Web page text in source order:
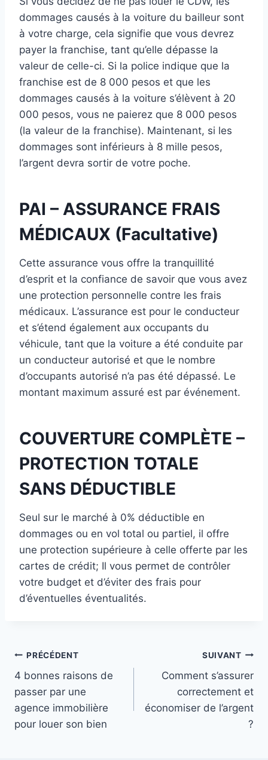
dommages causés à la voiture du bailleur sont
à votre charge, cela signifie que vous devrez
payer la franchise, tant qu’elle dépasse la
valeur de celle-ci. Si la police indique que la
franchise est de 8 000 pesos et que les
dommages causés à la voiture s’élèvent à 20
000 pesos, vous ne paierez que 8 000 pesos
(la valeur de la franchise). Maintenant, si les
dommages sont inférieurs à 8 mille pesos,
l’argent devra sortir de votre poche.
PAI – ASSURANCE FRAIS
MÉDICAUX (Facultative)
Cette assurance vous offre la tranquillité
d’esprit et la confiance de savoir que vous avez
une protection personnelle contre les frais
médicaux. L’assurance est pour le conducteur
et s’étend également aux occupants du
véhicule, tant que la voiture a été conduite par
un conducteur autorisé et que le nombre
d’occupants autorisé n’a pas été dépassé. Le
montant maximum assuré est par événement.
COUVERTURE COMPLÈTE –
PROTECTION TOTALE
SANS DÉDUCTIBLE
Seul sur le marché à 0% déductible en
dommages ou en vol total ou partiel, il offre
une protection supérieure à celle offerte par les
cartes de crédit; Il vous permet de contrôler
votre budget et d’éviter des frais pour
d’éventuelles éventualités.
Navigation
de
l’article
PRÉCÉDENT
4 bonnes raisons de
passer par une
agence immobilière
pour louer son bien
SUIVANT
Comment s’assurer
correctement et
économiser de l’argent
?